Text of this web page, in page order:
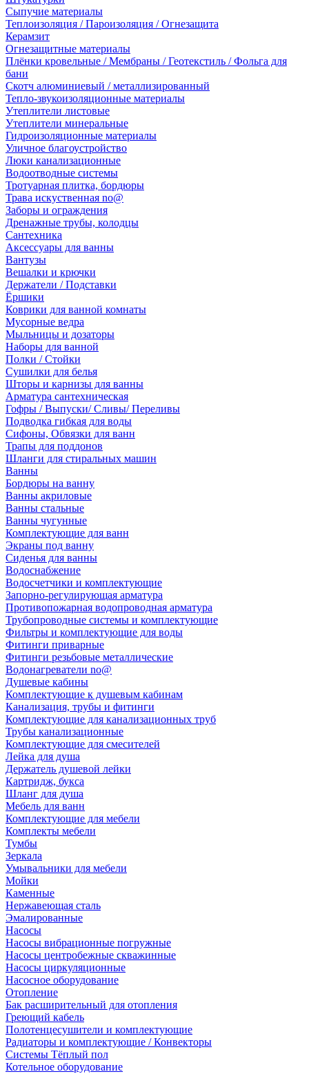
Сыпучие материалы
Теплоизоляция / Пароизоляция / Огнезащита
Керамзит
Огнезащитные материалы
Плёнки кровельные / Мембраны / Геотекстиль / Фольга для
бани
Скотч алюминиевый / металлизированный
Тепло-звукоизоляционные материалы
Утеплители листовые
Утеплители минеральные
Гидроизоляционные материалы
Уличное благоустройство
Люки канализационные
Водоотводные системы
Тротуарная плитка, бордюры
Трава искуственная no@
Заборы и ограждения
Дренажные трубы, колодцы
Сантехника
Аксессуары для ванны
Вантузы
Вешалки и крючки
Держатели / Подставки
Ёршики
Коврики для ванной комнаты
Мусорные ведра
Мыльницы и дозаторы
Наборы для ванной
Полки / Стойки
Сушилки для белья
Шторы и карнизы для ванны
Арматура сантехническая
Гофры / Выпуски/ Сливы/ Переливы
Подводка гибкая для воды
Сифоны, Обвязки для ванн
Трапы для поддонов
Шланги для стиральных машин
Ванны
Бордюры на ванну
Ванны акриловые
Ванны стальные
Ванны чугунные
Комплектующие для ванн
Экраны под ванну
Сиденья для ванны
Водоснабжение
Водосчетчики и комплектующие
Запорно-регулирующая арматура
Противопожарная водопроводная арматура
Трубопроводные системы и комплектующие
Фильтры и комплектующие для воды
Фитинги приварные
Фитинги резьбовые металлические
Водонагреватели no@
Душевые кабины
Комплектующие к душевым кабинам
Канализация, трубы и фитинги
Комплектующие для канализационных труб
Трубы канализационные
Комплектующие для смесителей
Лейка для душа
Держатель душевой лейки
Картридж, букса
Шланг для душа
Мебель для ванн
Комплектующие для мебели
Комплекты мебели
Тумбы
Зеркала
Умывальники для мебели
Мойки
Каменные
Нержавеющая сталь
Эмалированные
Насосы
Насосы вибрационные погружные
Насосы центробежные скважинные
Насосы циркуляционные
Насосное оборудование
Отопление
Бак расширительный для отопления
Греющий кабель
Полотенцесушители и комплектующие
Радиаторы и комплектующие / Конвекторы
Системы Тёплый пол
Котельное оборудование